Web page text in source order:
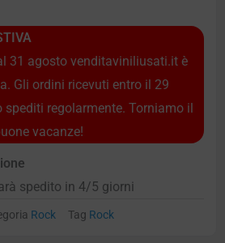
31 agosto venditaviniliusati.it è
Gli ordini ricevuti entro il 29
spediti regolarmente. Torniamo il
vacanze!
spedito in 4/5 giorni
Rock Tag Rock